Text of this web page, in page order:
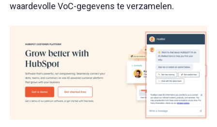
waardevolle VoC-gegevens te verzamelen.